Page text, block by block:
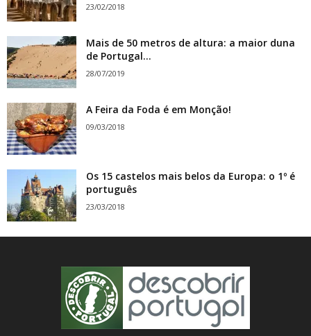
23/02/2018
Mais de 50 metros de altura: a maior duna
de Portugal...
28/07/2019
A Feira da Foda é em Monção!
09/03/2018
Os 15 castelos mais belos da Europa: o 1º é
português
23/03/2018